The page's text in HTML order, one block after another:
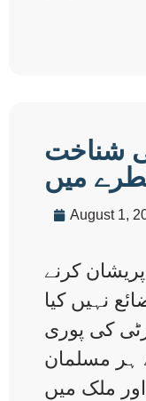
شناخت
میں
August 1,
کرنے
نہیں کیا
کی پوری
مسلمان
اور ملک میں